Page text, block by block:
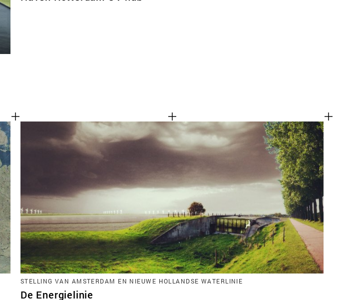
STELLING VAN AMSTERDAM EN NIEUWE HOLLANDSE WATERLINIE
De Energielinie